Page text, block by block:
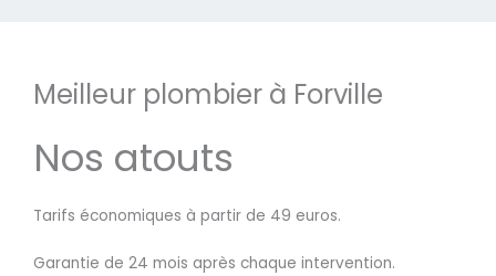
Meilleur plombier à Forville
Nos atouts
Tarifs économiques à partir de 49 euros.
Garantie de 24 mois après chaque intervention.